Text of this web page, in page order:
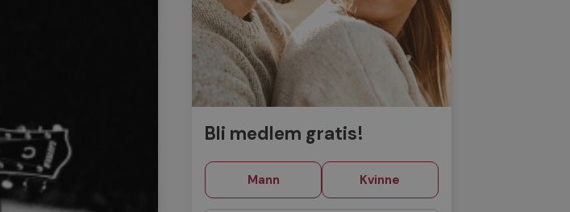
Bli medlem gratis!
Mann Kvinne